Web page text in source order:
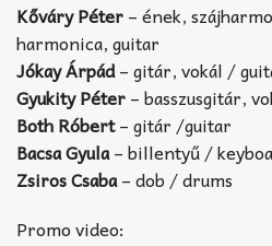
Kőváry Péter– ének,
harmonica, guitar
Jókay Árpád– gitár, vokál /
Gyukity Péter– basszusgitár,
Both Róbert– gitár /guitar
Bacsa Gyula– billentyű /
Zsiros Csaba– dob / drums
Promo video: